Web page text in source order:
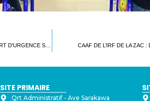
CAAF DE L’IRF DE LA ZAC :
SITE PRIMAIRE
Qrt Administratif - ⁠Ave Sarakawa